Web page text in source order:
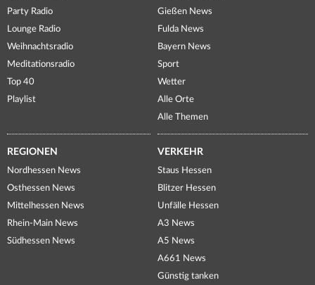
Party Radio
Lounge Radio
Weihnachtsradio
Meditationsradio
Top 40
Playlist
Gießen News
Fulda News
Bayern News
Sport
Wetter
Alle Orte
Alle Themen
REGIONEN
Nordhessen News
Osthessen News
Mittelhessen News
Rhein-Main News
Südhessen News
VERKEHR
Staus Hessen
Blitzer Hessen
Unfälle Hessen
A3 News
A5 News
A661 News
Günstig tanken